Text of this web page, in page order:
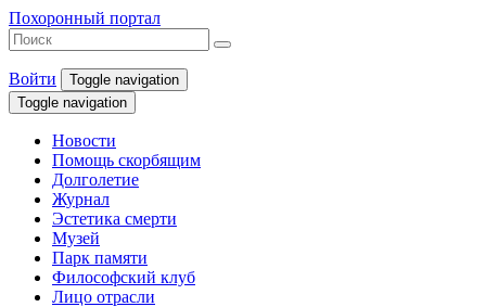
Похоронный портал
Войти
Toggle navigation
Toggle navigation
Новости
Помощь скорбящим
Долголетие
Журнал
Эстетика смерти
Музей
Парк памяти
Философский клуб
Лицо отрасли